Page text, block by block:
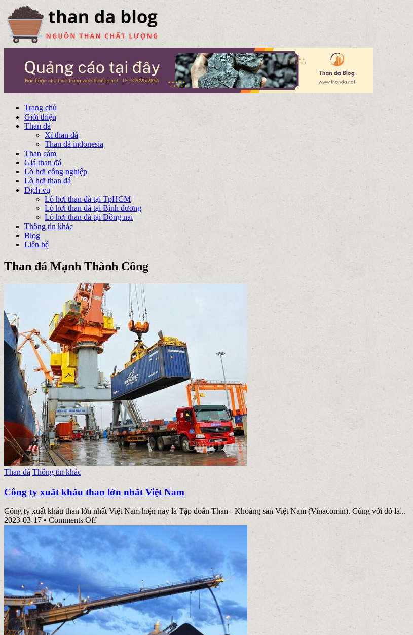
Trang chủ
Giới thiệu
Than đá
Xỉ than đá
Than đá indonesia
Than cám
Giá than đá
Lò hơi công nghiệp
Lò hơi than đá
Dịch vụ
Lò hơi than đá tại TpHCM
Lò hơi than đá tại Bình dương
Lò hơi than đá tại Đồng nai
Thông tin khác
Blog
Liên hệ
Than đá Mạnh Thành Công
Posted
Than đá Thông tin khác
Công ty xuất khẩu than lớn nhất Việt Nam
Công ty xuất khẩu than lớn nhất Việt Nam hiện nay là Tập đoàn Than - Khoáng sản Việt Nam (Vinacomin). Cùng với đó là...
2023-03-17 • Comments Offon
ty
xuất
khẩu
nhất
Việt
Nam